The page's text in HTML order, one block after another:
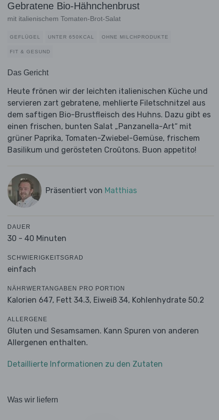
Gebratene Bio-Hähnchenbrust
mit italienischem Tomaten-Brot-Salat
GEFLÜGEL UNTER 650KCAL OHNE MILCHPRODUKTE
FIT & GESUND
Das Gericht
Heute frönen wir der leichten italienischen Küche und
servieren zart gebratene, mehlierte Filetschnitzel aus
dem saftigen Bio-Brustfleisch des Huhns. Dazu gibt es
einen frischen, bunten Salat „Panzanella-Art“ mit
grüner Paprika, Tomaten-Zwiebel-Gemüse, frischem
Basilikum und gerösteten Croûtons. Buon appetito!
Präsentiert von Matthias
DAUER
30 - 40 Minuten
SCHWIERIGKEITSGRAD
einfach
NÄHRWERTANGABEN PRO PORTION
Kalorien 647, Fett 34.3, Eiweiß 34, Kohlenhydrate 50.2
ALLERGENE
Gluten und Sesamsamen. Kann Spuren von anderen
Allergenen enthalten.
Detaillierte Informationen zu den Zutaten
Was wir liefern